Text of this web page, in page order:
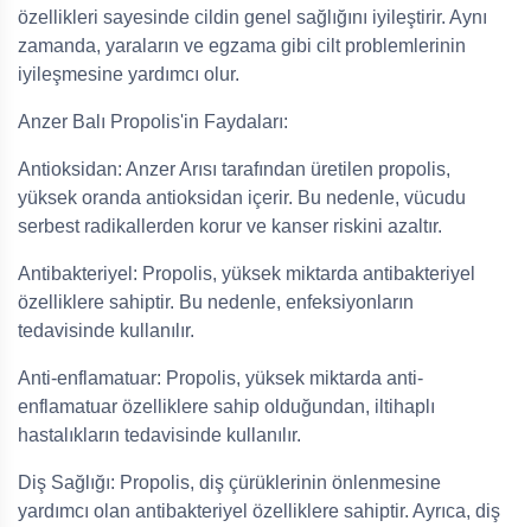
özellikleri sayesinde cildin genel sağlığını iyileştirir. Aynı
zamanda, yaraların ve egzama gibi cilt problemlerinin
iyileşmesine yardımcı olur.
Anzer Balı Propolis'in Faydaları:
Antioksidan: Anzer Arısı tarafından üretilen propolis,
yüksek oranda antioksidan içerir. Bu nedenle, vücudu
serbest radikallerden korur ve kanser riskini azaltır.
Antibakteriyel: Propolis, yüksek miktarda antibakteriyel
özelliklere sahiptir. Bu nedenle, enfeksiyonların
tedavisinde kullanılır.
Anti-enflamatuar: Propolis, yüksek miktarda anti-
enflamatuar özelliklere sahip olduğundan, iltihaplı
hastalıkların tedavisinde kullanılır.
Diş Sağlığı: Propolis, diş çürüklerinin önlenmesine
yardımcı olan antibakteriyel özelliklere sahiptir. Ayrıca, diş